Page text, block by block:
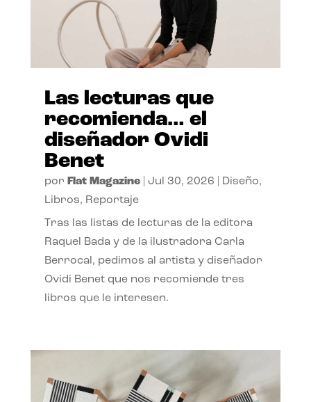
Las lecturas que
recomienda… el
diseñador Ovidi
Benet
por Flat Magazine| Jul 30, 2026 Diseño,
Libros, Reportaje
Tras las listas de lecturas de la editora
Raquel Bada y de la ilustradora Carla
Berrocal, pedimos al artista y diseñador
Ovidi Benet que nos recomiende tres
libros que le interesen.